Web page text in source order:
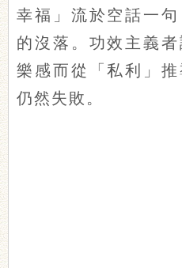
幸福」流於空話一
的沒落。功效主義
樂感而從「私利」
仍然失敗。